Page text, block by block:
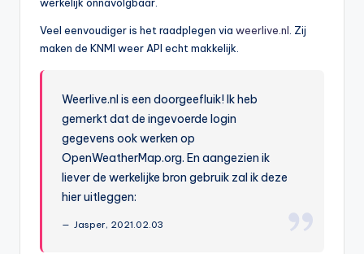
Veel eenvoudiger is het raadplegen via weerlive.nl . Zij
maken de KNMI weer API echt makkelijk.
Weerlive.nl is een doorgeefluik! Ik heb
gemerkt dat de ingevoerde login
gegevens ook werken op
OpenWeatherMap.org. En aangezien ik
liever de werkelijke bron gebruik zal ik deze
hier uitleggen:
Jasper, 2021.02.03